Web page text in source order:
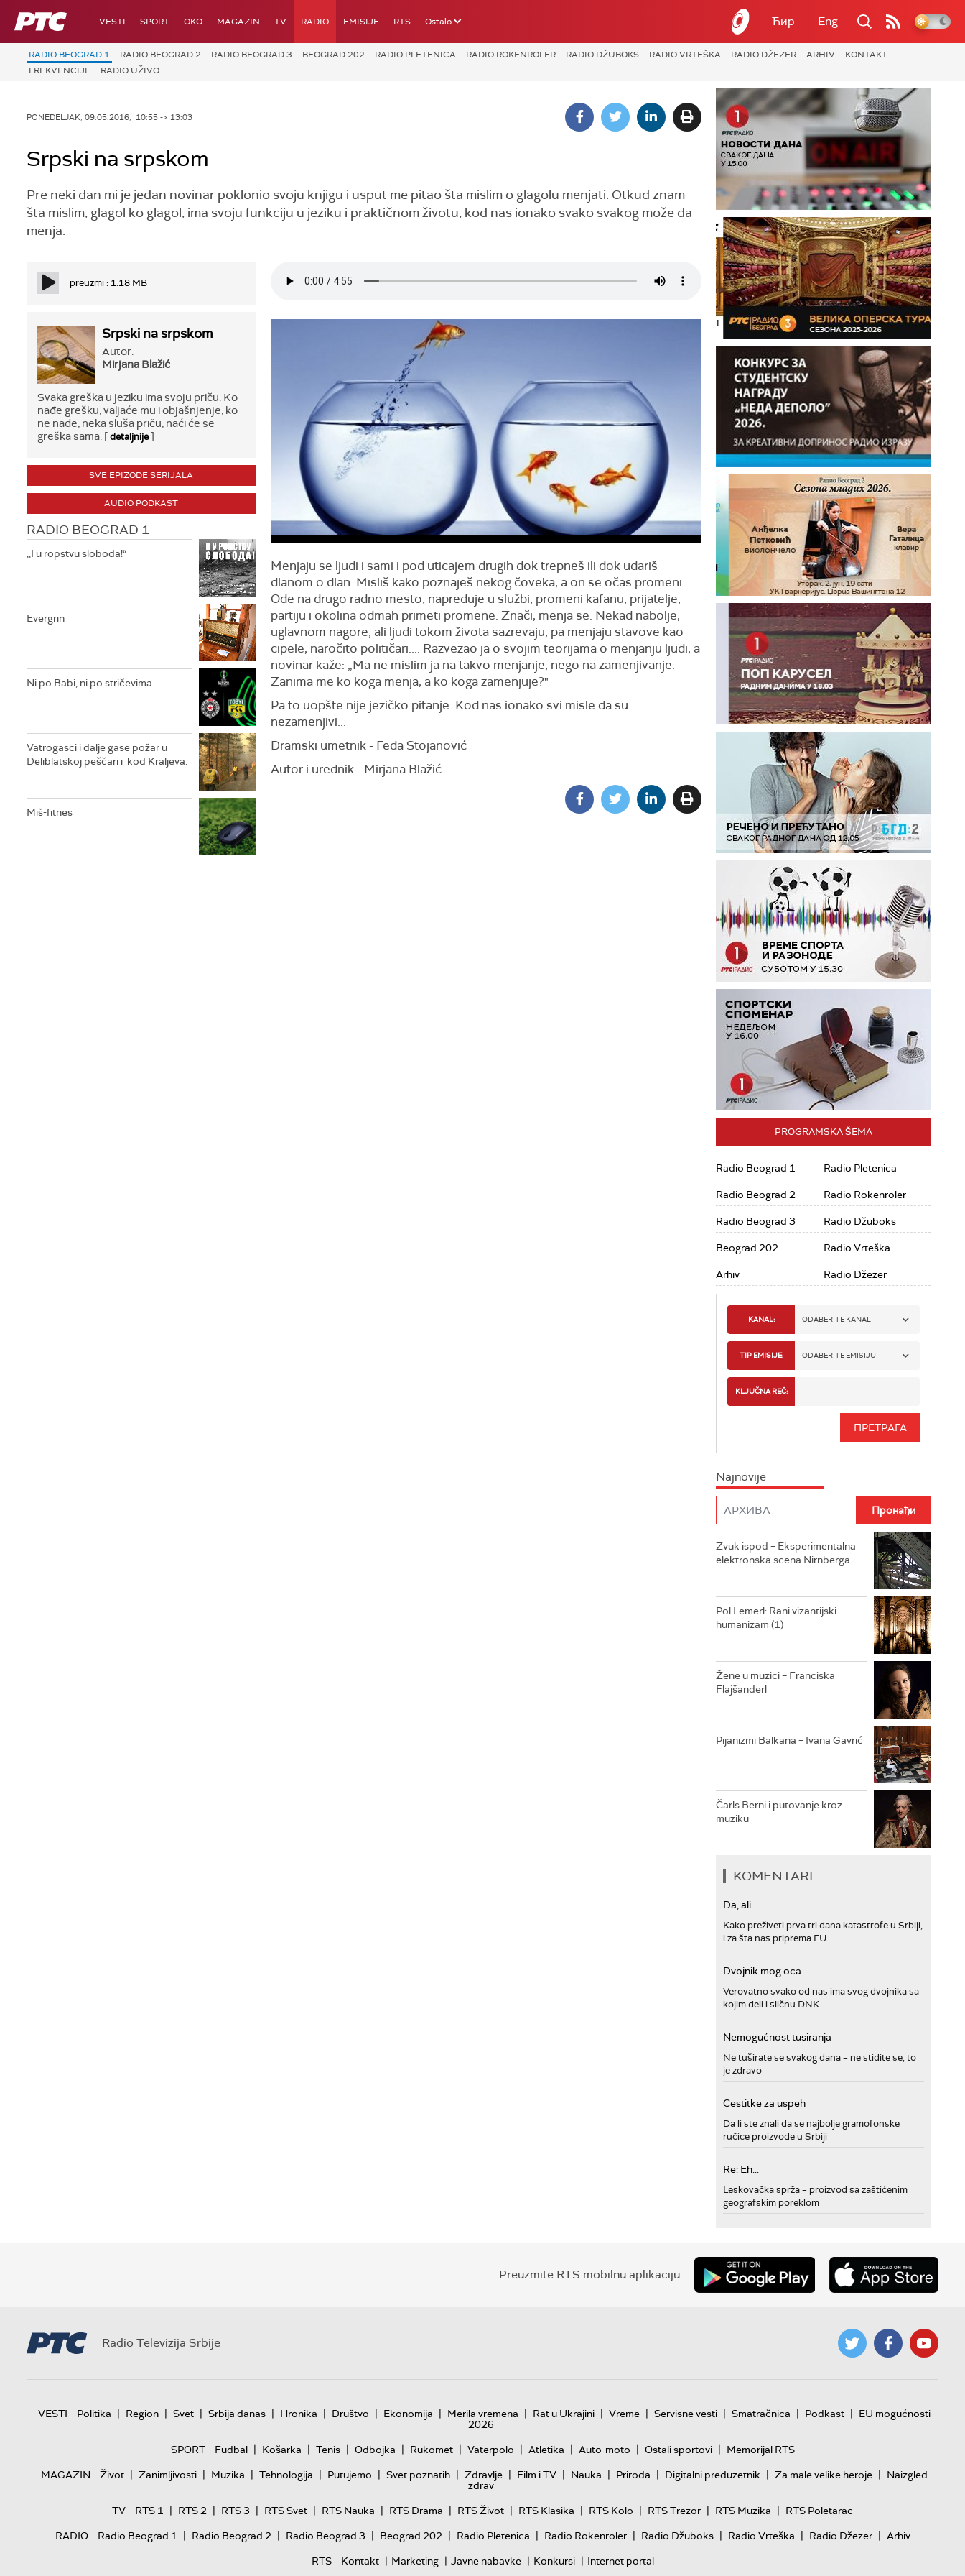
RTS VESTI SPORT OKO MAGAZIN TV RADIO EMISIJE RTS Ostalo Ћир Eng
RADIO BEOGRAD 1 RADIO BEOGRAD 2 RADIO BEOGRAD 3 BEOGRAD 202 RADIO PLETENICA RADIO ROKENROLER RADIO DŽUBOKS RADIO VRTEŠKA RADIO DŽEZER ARHIV
KONTAKT
FREKVENCIJE
RADIO UŽIVO
PONEDELJAK, 09.05.2016, 10:55 -> 13:03
Srpski na srpskom
Pre neki dan mi je jedan novinar poklonio svoju knjigu i usput me pitao šta mislim o glagolu menjati. Otkud znam
šta mislim, glagol ko glagol, ima svoju funkciju u jeziku i praktičnom životu, kod nas ionako svako svakog može da
menja.
preuzmi : 1.18 MB
Srpski na srpskom
Autor:
Mirjana Blažić
Svaka greška u jeziku ima svoju priču. Ko
nađe grešku, valjaće mu i objašnjenje, ko
ne nađe, neka sluša priču, naći će se
greška sama. [detaljnije]
SVE EPIZODE SERIJALA
AUDIO PODKAST
RADIO BEOGRAD 1
,,I u ropstvu sloboda!“
Evergrin
Ni po Babi, ni po stričevima
Vatrogasci i dalje gase požar u
Deliblatskoj peščari i kod Kraljeva.
Miš-fitnes
Menjaju se ljudi i sami i pod uticajem drugih dok trepneš ili dok udariš
dlanom o dlan. Misliš kako poznaješ nekog čoveka, a on se očas promeni.
Ode na drugo radno mesto, napreduje u službi, promeni kafanu, prijatelje,
partiju i okolina odmah primeti promene. Znači, menja se. Nekad nabolje,
uglavnom nagore, ali ljudi tokom života sazrevaju, pa menjaju stavove kao
cipele, naročito političari.... Razvezao ja o svojim teorijama o menjanju ljudi, a
novinar kaže: „Ma ne mislim ja na takvo menjanje, nego na zamenjivanje.
Zanima me ko koga menja, a ko koga zamenjuje?"
Pa to uopšte nije jezičko pitanje. Kod nas ionako svi misle da su
nezamenjivi...
Dramski umetnik - Feđa Stojanović
Autor i urednik - Mirjana Blažić
PROGRAMSKA ŠEMA
Radio Beograd 1
Radio Beograd 2
Radio Beograd 3
Beograd 202
Arhiv
Radio Pletenica
Radio Rokenroler
Radio Džuboks
Radio Vrteška
Radio Džezer
KANAL: ODABERITE KANAL
RADIO BEOGRAD 1
RADIO BEOGRAD 3
RADIO ROKENROLER
RADIO DŽUBOKS
RADIO VRTEŠKA
RADIO DŽEZER
TIP EMISIJE: ODABERITE EMISIJU
INFO
KLJUČNA REČ:
Najnovije
Zvuk ispod – Eksperimentalna
elektronska scena Nirnberga
Pol Lemerl: Rani vizantijski
humanizam (1)
Žene u muzici – Franciska
Flajšanderl
Pijanizmi Balkana – Ivana Gavrić
Čarls Berni i putovanje kroz
muziku
KOMENTARI
Da, ali...
Kako preživeti prva tri dana katastrofe u Srbiji,
i za šta nas priprema EU
Dvojnik mog oca
Verovatno svako od nas ima svog dvojnika sa
kojim deli i sličnu DNK
Nemogućnost tusiranja
Ne tuširate se svakog dana – ne stidite se, to
je zdravo
Cestitke za uspeh
Da li ste znali da se najbolje gramofonske
ručice proizvode u Srbiji
Re: Eh...
Leskovačka sprža – proizvod sa zaštićenim
geografskim poreklom
Preuzmite RTS mobilnu aplikaciju
Radio Televizija Srbije
VESTI Politika | Region | Svet | Srbija danas | Hronika | Društvo | Ekonomija | Merila vremena | Rat u Ukrajini | Vreme | Servisne vesti | Smatračnica | Podkast | EU mogućnosti
2026
SPORT
Fudbal | Košarka | Tenis | Odbojka | Rukomet | Vaterpolo | Atletika | Auto-moto | Ostali sportovi | Memorijal RTS
MAGAZIN
Život | Zanimljivosti | Muzika | Tehnologija | Putujemo | Svet poznatih | Zdravlje | Film i TV | Nauka | Priroda | Digitalni preduzetnik | Za male velike heroje | Naizgled
zdrav
TV
RTS 1 | RTS 2 | RTS 3 | RTS Svet | RTS Nauka | RTS Drama | RTS Život | RTS Klasika | RTS Kolo | RTS Trezor | RTS Muzika | RTS Poletarac
RADIO
Radio Beograd 1 | Radio Beograd 2 | Radio Beograd 3 | Beograd 202 | Radio Pletenica | Radio Rokenroler | Radio Džuboks | Radio Vrteška | Radio Džezer | Arhiv
RTS
Kontakt | Marketing | Javne nabavke | Konkursi | Internet portal